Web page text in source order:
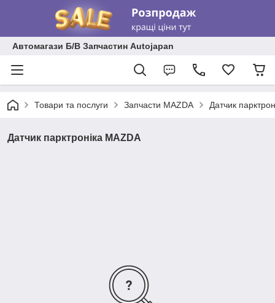
Автомагази Б/В Запчастин Autojapan
Товари та послуги Запчасти MAZDA Датчик
Датчик парктроніка MAZDA